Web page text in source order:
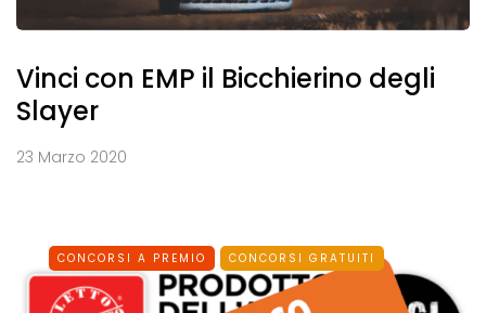
Vinci con EMP il Bicchierino degli
Slayer
23 Marzo 2020
CONCORSI A PREMIO CONCORSI GRATUITI